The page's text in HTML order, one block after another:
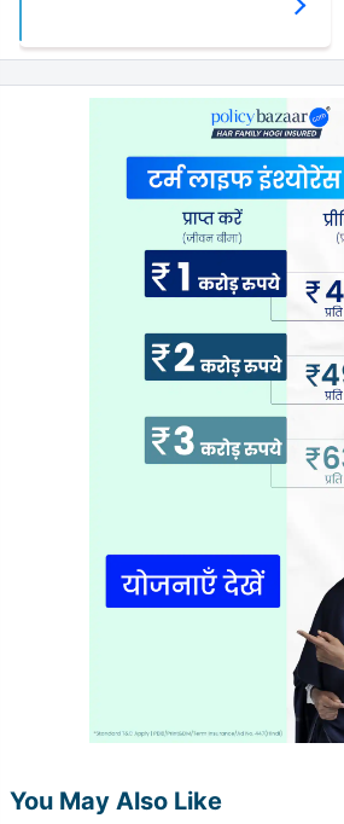
You May Also Like